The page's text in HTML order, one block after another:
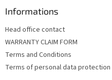
Informations
Head office contact
WARRANTY CLAIM FORM
Terms and Conditions
Terms of personal data protection